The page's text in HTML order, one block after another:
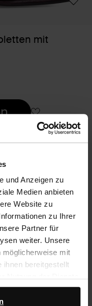
und Anzeigen zu
Medien anbieten
Website zu
zu Ihrer
Partner für
weiter. Unsere
möglicherweise mit
ihnen bereitgestellt
mit
Absatz der Marke
Detail und einen 7
vollständig aus